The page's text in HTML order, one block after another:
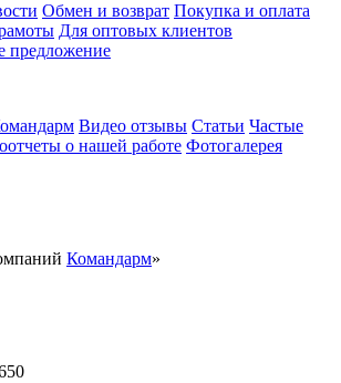
Обмен и возврат Покупка и оплата
Для оптовых клиентов
предложение
Видео отзывы Статьи Частые
о нашей работе Фотогалерея
Командарм»